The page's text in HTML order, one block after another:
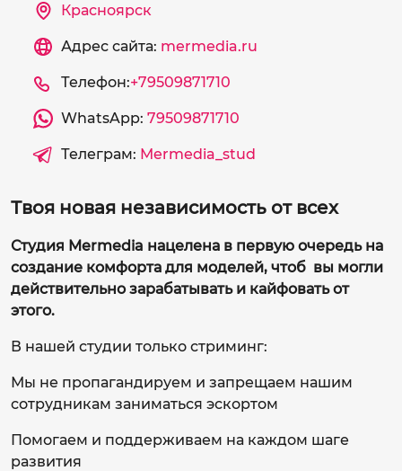
Красноярск
Адрес сайта: mermedia.ru
Телефон:+79509871710
WhatsApp: 79509871710
Телеграм: Mermedia_stud
Твоя новая независимость от всех
Студия Mermedia нацелена в первую очередь на
создание комфорта для моделей, чтоб вы могли
действительно зарабатывать и кайфовать от
этого.
В нашей студии только стриминг:
Мы не пропагандируем и запрещаем нашим
сотрудникам заниматься эскортом
Помогаем и поддерживаем на каждом шаге
развития